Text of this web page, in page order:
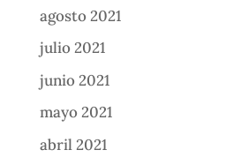
agosto 2021
julio 2021
junio 2021
mayo 2021
abril 2021